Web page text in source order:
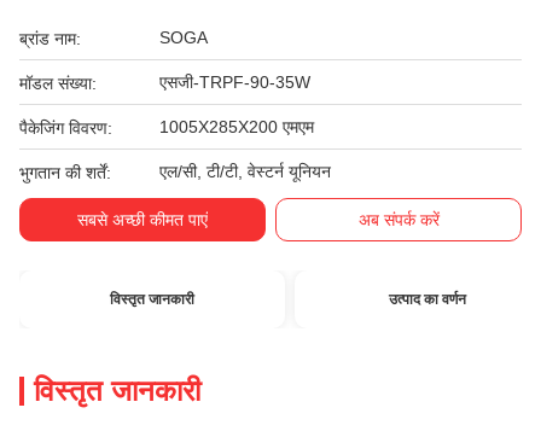
ब्रांड नाम: SOGA
मॉडल संख्या: एसजी-TRPF-90-35W
पैकेजिंग विवरण: 1005X285X200 एमएम
भुगतान की शर्तें: एल/सी, टी/टी, वेस्टर्न यूनियन
सबसे अच्छी कीमत पाएं अब संपर्क करें
विस्तृत जानकारी उत्पाद का वर्णन
विस्तृत जानकारी